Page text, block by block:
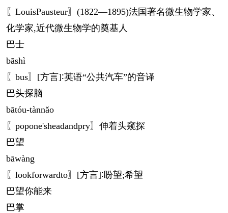
〖LouisPausteur〗(1822—1895)法国著名微生物学家、
化学家,近代微生物学的奠基人
巴士
bāshì
〖bus〗[方言]∶英语“公共汽车”的音译
巴头探脑
bātóu-tànnǎo
〖popone'sheadandpry〗伸着头窥探
巴望
bāwàng
〖lookforwardto〗[方言]∶盼望;希望
巴望你能来
巴掌